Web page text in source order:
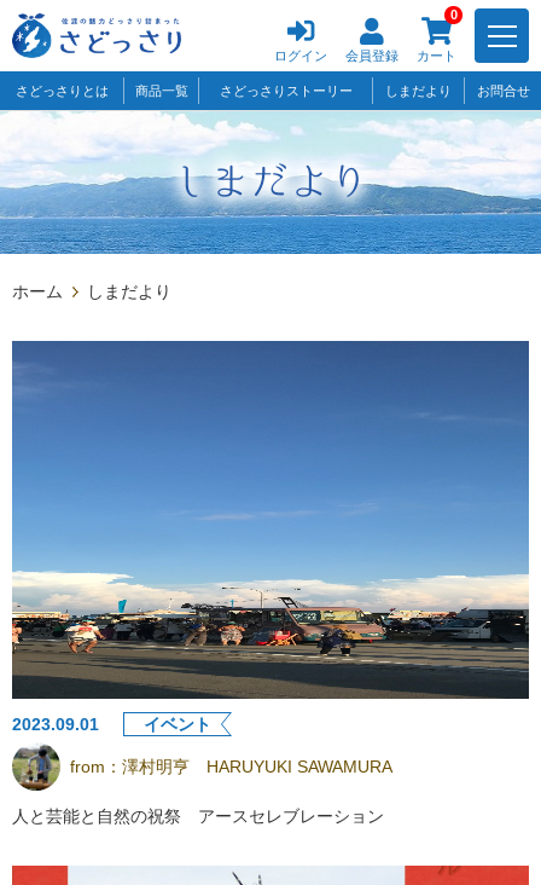
ログイン 会員登録
0
カート
さどっさりとは 商品一覧 さどっさりストーリー しまだより お問合せ
ホーム しまだより
2023.09.01 イベント
from： 澤村明亨 HARUYUKI SAWAMURA
人と芸能と自然の祝祭 アースセレブレーション